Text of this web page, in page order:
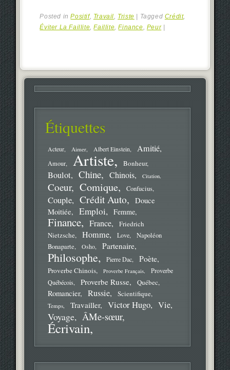
Posted inPositif, Travail, Triste Tagged Crédit,
Éviter La Faillite‎,Faillite,Finance, Peur
Étiquettes
Acteur Aimer Albert Einstein Amitié
Amour Artiste Bonheur
Boulot Chine Chinois Citation
Coeur Comique Confucius
Couple Crédit Auto
Douce
Moitiée
Emploi Femme
Finance France
Friedrich
Nietzsche
Homme Love
Napoléon
Bonaparte
Osho Partenaire
Philosophe Pierre Dac Poète
Proverbe Chinois Proverbe Français
Proverbe
Québécois
Proverbe Russe Québec
Romancier Russie Scientifique
Temps Travailler Victor Hugo Vie
Voyage ÂMe-sœur
Écrivain